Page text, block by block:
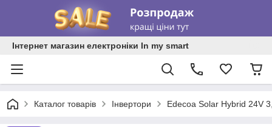
Інтернет магазин електроніки In my smart
Каталог товарів Iнвертори Edecoa Solar Hybrid 24V